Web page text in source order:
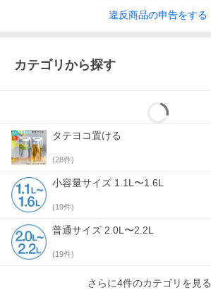
違反商品の申告をする
カテゴリから探す
タテヨコ置ける
(28件)
小容量サイズ 1.1L〜1.6L
(19件)
普通サイズ 2.0L〜2.2L
(19件)
さらに4件のカテゴリを見る